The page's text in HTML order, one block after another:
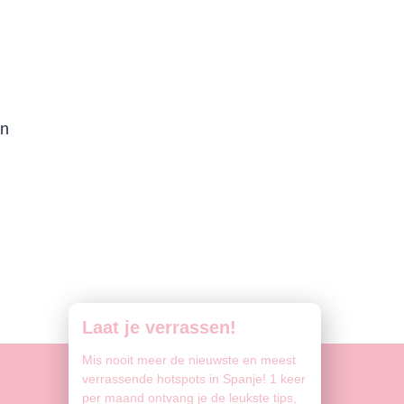
Laat je verrassen!
Mis nooit meer de nieuwste en meest
verrassende hotspots in Spanje! 1 keer
per maand ontvang je de leukste tips,